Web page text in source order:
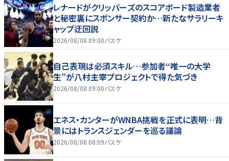
レナードがクリッパーズのスコアボード製造業者
と秘密裏にスポンサー契約か‬…新たなサラリーキ
ャップ迂回説
2026/08/08 09:00バスケ
自己表現は必須スキル…参加者“唯一の大学
生”が八村主宰プロジェクトで得た気づき
2026/08/08 09:00バスケ
エネス・カンターがWNBA挑戦を正式に表明…背
景にはトランスジェンダーを巡る議論
2026/08/08 08:09バスケ